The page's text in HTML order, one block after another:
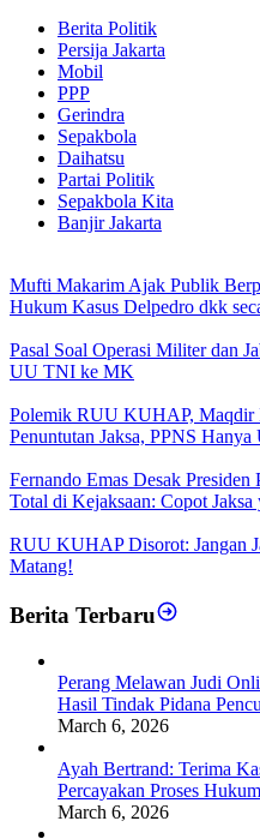
Berita Politik
Persija Jakarta
Mobil
PPP
Gerindra
Sepakbola
Daihatsu
Partai Politik
Sepakbola Kita
Banjir Jakarta
Mufti Makarim Ajak Publik
Hukum Kasus Delpedro dkk
Pasal Soal Operasi Militer dan
UU TNI ke MK
Polemik RUU KUHAP, Maqdir
Penuntutan Jaksa, PPNS
Fernando Emas Desak
Total di Kejaksaan: Copot
RUU KUHAP Disorot: Jangan
Matang!
Berita Terbaru
Perang Melawan Judi
Hasil Tindak Pidana
March 6, 2026
Ayah Bertrand: Terima
Percayakan Proses Hukum
March 6, 2026